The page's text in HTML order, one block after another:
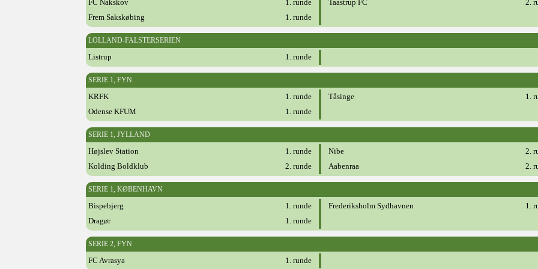
FC Nakskov
1. runde Taastrup FC
2.
Frem Sakskøbing
1. runde
LOLLAND-FALSTERSERIEN
Listrup 1. runde
SERIE 1, FYN
KRFK 1. runde Tåsinge
1.
Odense KFUM
1. runde
SERIE 1, JYLLAND
Højslev Station 1. runde Nibe
2.
Kolding Boldklub
2. runde Aabenraa 2.
SERIE 1, KØBENHAVN
Bispebjerg 1. runde Frederiksholm Sydhavnen
1.
Dragør
1. runde
SERIE 2, FYN
FC Avrasya 1. runde